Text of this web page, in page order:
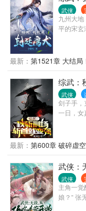
武侠
九州大
平的宋玄
最新： 第1521章 大结局
综武：
武侠
刽子手
一日，
最新： 第600章 破碎虚空
武侠：
武侠
主角一
娘？” 张